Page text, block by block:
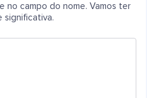
no campo do nome. Vamos ter
significativa.